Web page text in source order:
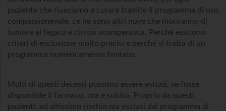
paziente che riusciamo a curare tramite il programma di uso
compassionevole, ce ne sono altri nove che moriranno di
tumore al fegato e cirrosi scompensata. Perché esistono
criteri di esclusione molto precisi e perché si tratta di un
programma numericamente limitato.
Molti di questi decessi possono essere evitati, se fosse
disponibile il farmaco, ora e subito. Proprio da questi
pazienti, ad altissimo rischio ma esclusi dal programma di